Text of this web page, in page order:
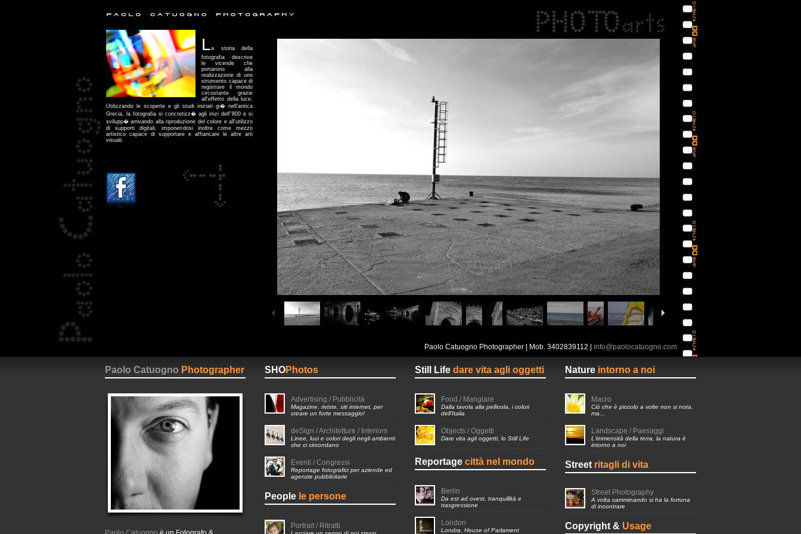
La storia della
fotografia descrive
le vicende che
portarono alla
realizzazione di uno
strumento capace di
registrare il mondo
circostante grazie
all'effetto della luce.
Utilizzando le scoperte e gli studi iniziati gi� nell'antica
Grecia, la fotografia si concretizz� agli inizi dell''800 e si
svilupp� arrivando alla riproduzione del colore e all'utilizzo
di supporti digitali, imponendosi inoltre come mezzo
artistico capace di supportare e affiancare le altre arti
visuali.
Paolo Catuogno Photographer | Mob. 3402839112 | info@paolocatuogno.com
Paolo Catuogno Photographer SHOPhotos
Advertising / Pubblicità
Magazine, riviste, siti internet, per
creare un forte messaggio!
deSign / Architetture / Interiors
Linee, luci e colori degli negli ambienti
che ci circondano
Eventi / Congressi
Reportage fotografici per aziende ed
agenzie pubblicitarie
People le persone
Portrait / Ritratti
Still Life dare vita agli oggetti
Food / Mangiare
Dalla tavola alla pellicola, i colori
dell'Italia
Objects / Oggetti
Dare vita agli oggetti, lo Still Life
Reportage città nel mondo
Berlin
Da est ad ovest, tranquillità e
trasgressione
London
Londra, House of Parlament
Nature intorno a noi
Macro
Ciò che è piccolo a volte non si nota,
ma...
Landscape / Paesaggi
L'immensità della terra, la natura è
intorno a noi
Street ritagli di vita
Street Photography
A volta camminando si ha la fortuna
di incontrare
Copyright & Usage